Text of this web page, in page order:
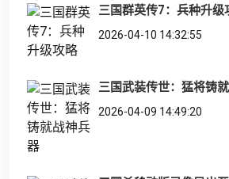
三国群英传7：兵种升级
2026-04-10 14:32:55
三国武装传世：猛将铸
2026-04-09 14:49:20